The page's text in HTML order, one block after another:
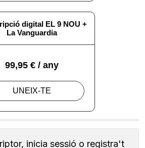
inicia sessió o registra't